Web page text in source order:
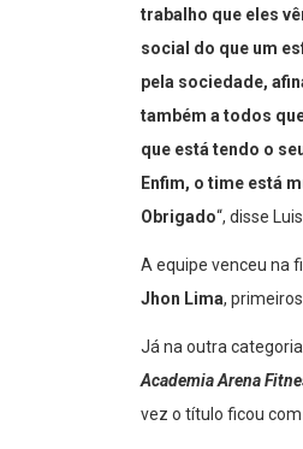
trabalho que eles
social do que um
pela sociedade,
também a todos
que está tendo o
Enfim, o time está
Obrigado“, disse
A equipe venceu na
Jhon Lima,
Já na outra
Academia Arena
vez o título ficou